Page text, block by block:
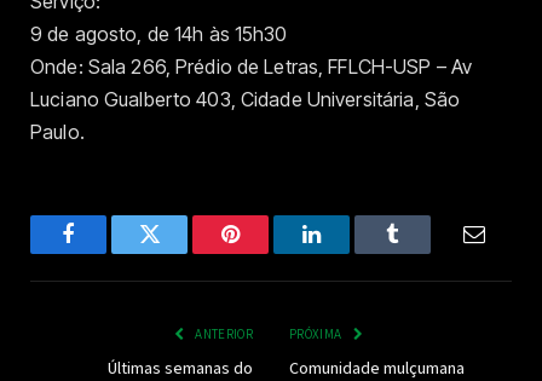
9 de agosto, de 14h às 15h30
Onde: Sala 266, Prédio de Letras, FFLCH-USP – Av
Luciano Gualberto 403, Cidade Universitária, São
Paulo.
FacebookTwitter Pinterest LinkedInTumblr
ANTERIOR
Últimas semanas do
PRÓXIMA
Comunidade mulçumana